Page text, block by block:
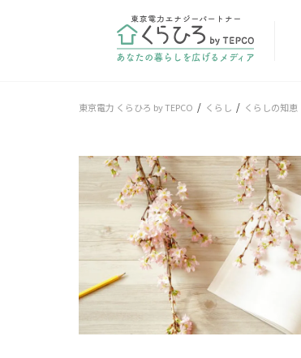
東京電力 くらひろ by TEPCO くらし くらしの知恵